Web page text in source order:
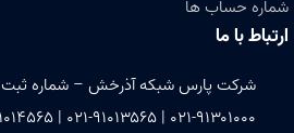
شماره حساب ها
ارتباط با ما
شرکت پارس شبکه آذرخش – شماره ثبت ۵۸۰۷
۰۲۱-۹۱۳۰۱۰۰۰ | ۰۲۱-۹۱۰۱۳۵۶۵ | ۰۲۱-۹۱۰۱۴۵۶۵